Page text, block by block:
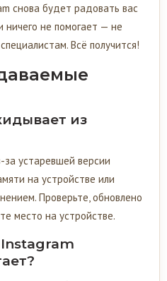
снова будет радовать вас
ничего не помогает — не
Всё получится!
из
устаревшей версии
на устройстве или
Проверьте, обновлено
место на устройстве.